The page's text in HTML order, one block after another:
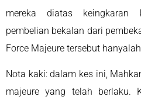
mereka diatas keingkaran
pembelian bekalan dari
Force Majeure tersebut
Nota kaki: dalam kes ini,
majeure yang telah berlaku.